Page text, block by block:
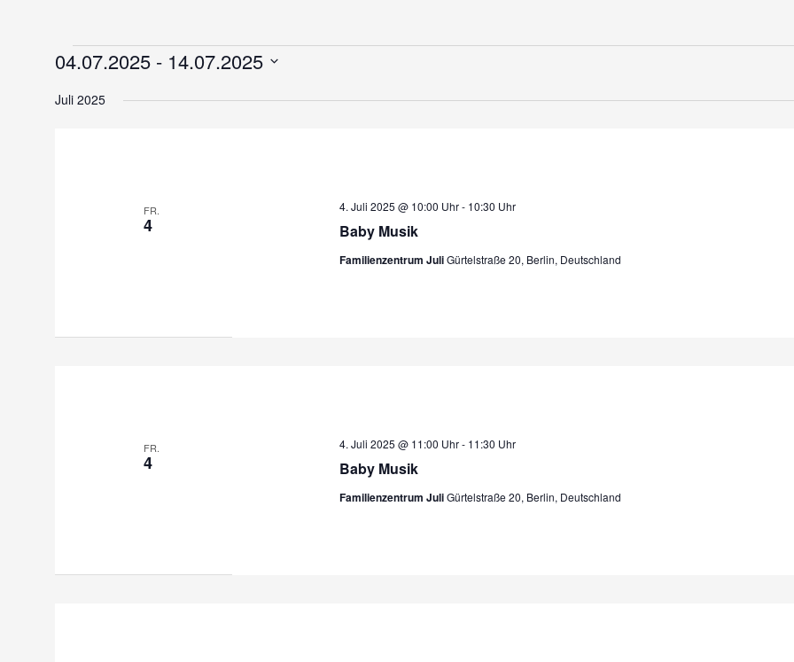
Veranstaltungen
04.07.2025 - 14.07.2025
wählen.
Juli 2025
FR.
4 Baby Musik
4. Juli 2025 @ 10:00 Uhr- 10:30 Uhr
Familienzentrum JuliGürtelstraße 20, Berlin, Deutschland
FR.
4 Baby Musik
4. Juli 2025 @ 11:00 Uhr- 11:30 Uhr
Familienzentrum JuliGürtelstraße 20, Berlin, Deutschland